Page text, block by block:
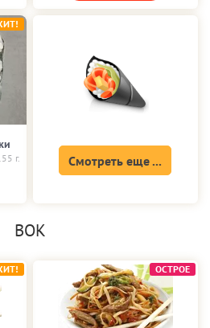
г. Смотреть еще ...
ВОК
ОСТРОЕ